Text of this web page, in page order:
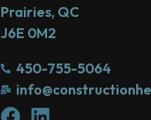
Prairies, QC
J6E 0M2
450-755-5064